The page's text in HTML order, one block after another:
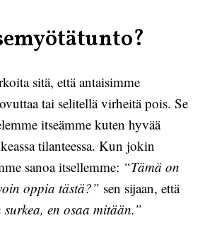
sitä, että antaisimme
tai selitellä virheitä pois. Se
itseämme kuten hyvää
tilanteessa. Kun jokin
sanoa itsellemme: “Tämä on
oppia tästä?” sen sijaan, että
surkea, en osaa mitään.”